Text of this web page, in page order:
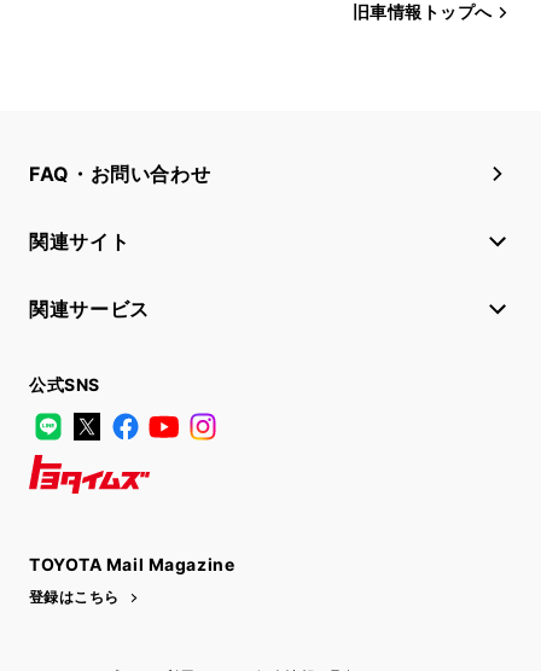
旧車情報トップへ
FAQ・お問い合わせ
関連サイト
関連サービス
公式SNS
LINE
X FacebookYouTube
TOYOTA Mail Magazine
登録はこちら